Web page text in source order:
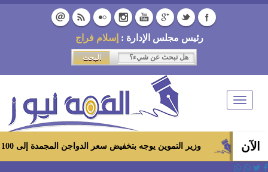
رئيس مجلس الإدارة : إسلام فراج
Toggle
navigation
الآن وزير التموين يوجه بتخفيض سعر الدواجن المجمدة إلى 100 جنيه للكيلو بالمجمعات الاستهلاكية ومعارض «أهلاً رمضان»